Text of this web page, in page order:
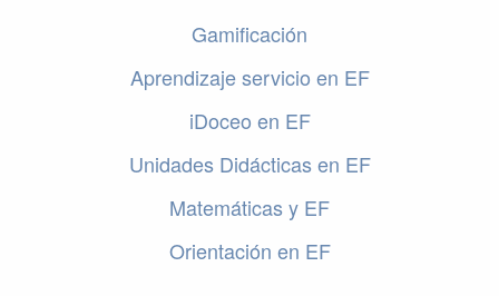
Gamificación
Aprendizaje servicio en EF
iDoceo en EF
Unidades Didácticas en EF
Matemáticas y EF
Orientación en EF